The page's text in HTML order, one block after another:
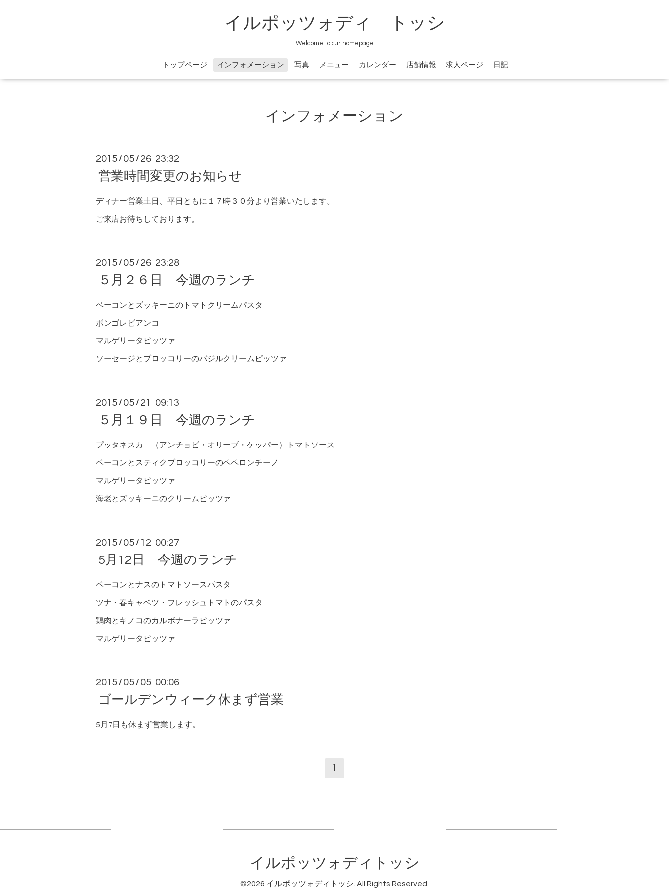
イルポッツォディ トッシ
Welcome to our homepage
トップページ インフォメーション 写真 メニュー カレンダー 店舗情報 求人ページ 日記
インフォメーション
2015 / 05 / 26 23:32
営業時間変更のお知らせ
ディナー営業土日、平日ともに１７時３０分より営業いたします。
ご来店お待ちしております。
2015 / 05 / 26 23:28
５月２６日 今週のランチ
ベーコンとズッキーニのトマトクリームパスタ
ボンゴレビアンコ
マルゲリータピッツァ
ソーセージとブロッコリーのバジルクリームピッツァ
2015 / 05 / 21 09:13
５月１９日 今週のランチ
プッタネスカ （アンチョビ・オリーブ・ケッパー）トマトソース
ベーコンとスティクブロッコリーのペペロンチーノ
マルゲリータピッツァ
海老とズッキーニのクリームピッツァ
2015 / 05 / 12 00:27
5月12日 今週のランチ
ベーコンとナスのトマトソースパスタ
ツナ・春キャベツ・フレッシュトマトのパスタ
鶏肉とキノコのカルボナーラピッツァ
マルゲリータピッツァ
2015 / 05 / 05 00:06
ゴールデンウィーク休まず営業
5月7日も休まず営業します。
1
イルポッツォディトッシ
©2026 イルポッツォディトッシ . All Rights Reserved.